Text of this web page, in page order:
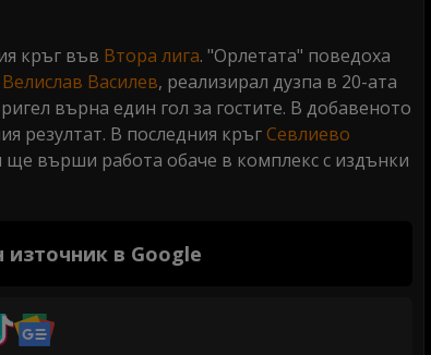
кръг във Втора лига. "Орлетата" поведоха
Велислав Василев, реализирал дузпа в 20-ата
върна един гол за гостите. В добавеното
резултат. В последния кръгСевлиево
върши работа обаче в комплекс с издънки
в Google